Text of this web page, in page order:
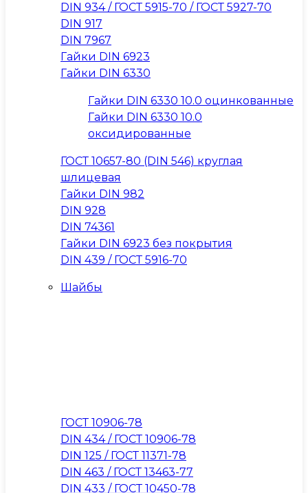
DIN 934 / ГОСТ 5915-70 / ГОСТ 5927-70
DIN 917
DIN 7967
Гайки DIN 6923
Гайки DIN 6330
Гайки DIN 6330 10.0 оцинкованные
Гайки DIN 6330 10.0
оксидированные
ГОСТ 10657-80 (DIN 546) круглая
шлицевая
Гайки DIN 982
DIN 928
DIN 74361
Гайки DIN 6923 без покрытия
DIN 439 / ГОСТ 5916-70
Шайбы
ГОСТ 10906-78
DIN 434 / ГОСТ 10906-78
DIN 125 / ГОСТ 11371-78
DIN 463 / ГОСТ 13463-77
DIN 433 / ГОСТ 10450-78